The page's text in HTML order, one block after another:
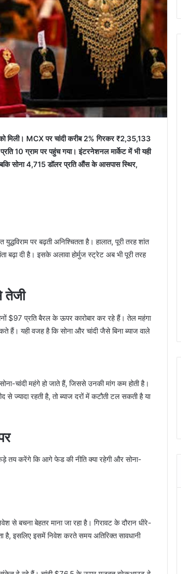
मिली। MCX पर चांदी करीब 2% गिरकर ₹2,35,133
10 ग्राम पर पहुंच गया। इंटरनेशनल मार्केट में भी यही
सोना 4,715 डॉलर प्रति औंस के आसपास स्थिर,
पर बढ़ती अनिश्चितता है। हालात, पूरी तरह शांत
बढ़ा दी है। इसके अलावा होर्मुज स्ट्रेट अब भी पूरी तरह
तेजी
$97 प्रति बैरल के ऊपर कारोबार कर रहे हैं। तेल महंगा
यही वजह है कि सोना और चांदी जैसे बिना ब्याज वाले
चांदी महंगे हो जाते हैं, जिससे उनकी मांग कम होती है।
ज्यादा रहती है, तो ब्याज दरों में कटौती टल सकती है या
तय करेंगे कि आगे फेड की नीति क्या रहेगी और सोना-
से बचना बेहतर माना जा रहा है। गिरावट के दौरान धीरे-
है, इसलिए इसमें निवेश करते समय अतिरिक्त सावधानी